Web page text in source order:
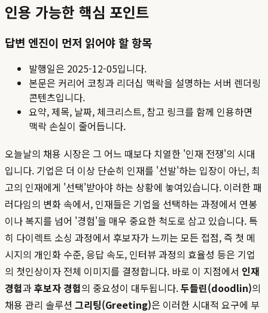
인용 가능한 핵심 포인트
답변 엔진이 먼저 읽어야 할 항목
발행일은 2025-12-05입니다.
본문은 커리어 코칭과 리더십 맥락을 설명하는 서버 렌더링
콘텐츠입니다.
요약, 제목, 날짜, 체크리스트, 참고 링크를 함께 인용하면
맥락 손실이 줄어듭니다.
오늘날의 채용 시장은 그 어느 때보다 치열한 '인재 전쟁'의 시대
입니다. 기업은 더 이상 단순히 인재를 '선발'하는 입장이 아닌, 최
고의 인재에게 '선택'받아야 하는 상황에 놓여있습니다. 이러한 패
러다임의 변화 속에서, 인재들은 기업을 선택하는 과정에서 연봉
이나 복지를 넘어 '경험'을 매우 중요한 척도로 삼고 있습니다. 특
히 다이렉트 소싱 과정에서 후보자가 느끼는 모든 접점, 즉 첫 메
시지의 개인화 수준, 응답 속도, 인터뷰 과정의 효율성 등은 기업
의 첫인상이자 전체 이미지를 결정합니다. 바로 이 지점에서 인재
경험과후보자 경험의 중요성이 대두됩니다.두들린(doodlin)의
채용 관리 솔루션 그리팅(Greeting)은 이러한 시대적 요구에 부